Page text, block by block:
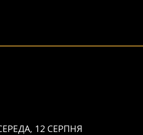
12 СЕРПНЯ